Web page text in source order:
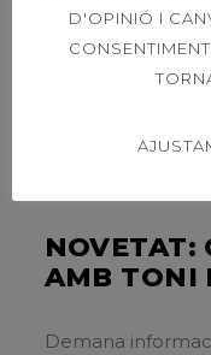
LLEGIR MÉS
NOVETAT:
AMB TONI
Demana
D'OPINIÓ I